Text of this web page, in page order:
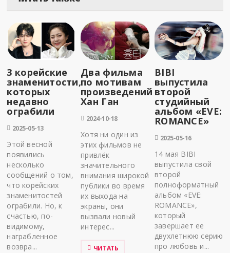
3 корейские
знаменитости,
которых
недавно
ограбили
2025-05-13
Этой весной
появились
несколько
сообщений о том,
что корейских
знаменитостей
ограбили. Но, к
счастью, по-
видимому,
награбленное
возвра...
Два фильма
по мотивам
произведений
Хан Ган
2024-10-18
Хотя ни один из
этих фильмов не
привлёк
значительного
внимания широкой
публики во время
их выхода на
экраны, они
вызвали новый
интерес...
ЧИТАТЬ
BIBI
выпустила
второй
студийный
альбом «EVE:
ROMANCE»
2025-05-16
14 мая BIBI
выпустила свой
второй
полноформатный
альбом «EVE:
ROMANCE»,
который
завершает ее
двухлетнюю серию
про любовь и...